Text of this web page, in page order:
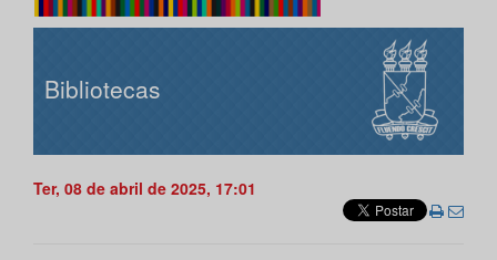
Bibliotecas
Ter, 08 de abril de 2025, 17:01